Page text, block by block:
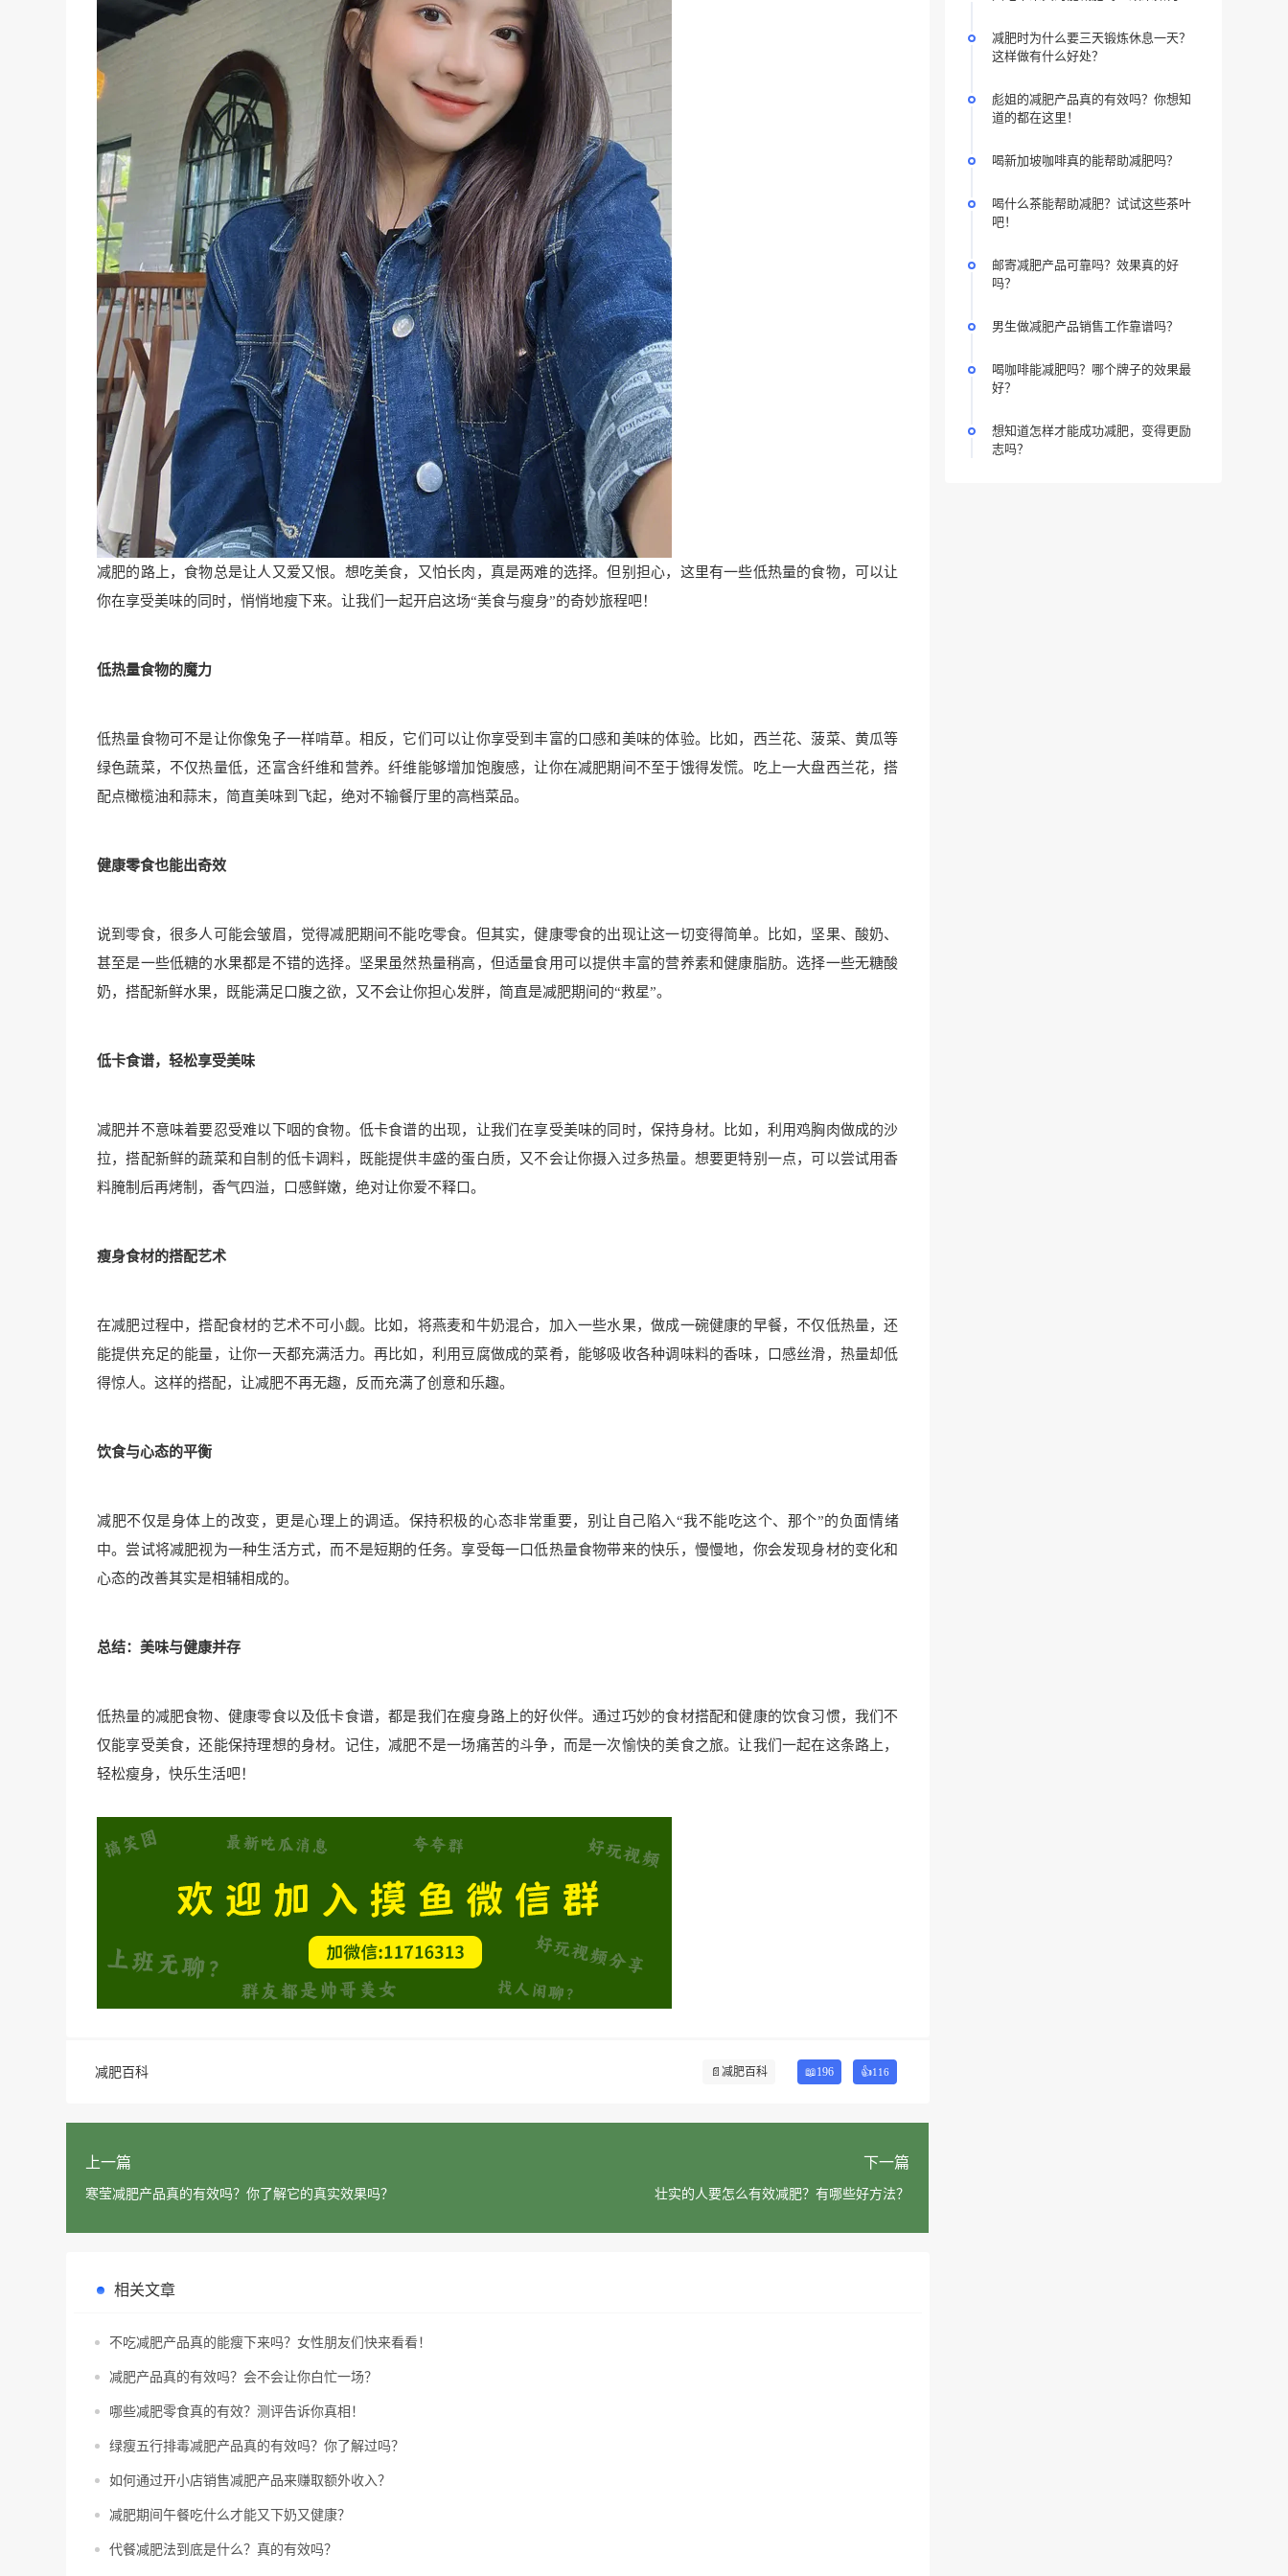
减肥的路上，食物总是让人又爱又恨。想吃美食，又怕长肉，真是两难的选择。但别担心，这里有一些低热量的食物，可以让
你在享受美味的同时，悄悄地瘦下来。让我们一起开启这场“美食与瘦身”的奇妙旅程吧！
低热量食物的魔力
低热量食物可不是让你像兔子一样啃草。相反，它们可以让你享受到丰富的口感和美味的体验。比如，西兰花、菠菜、黄瓜等
绿色蔬菜，不仅热量低，还富含纤维和营养。纤维能够增加饱腹感，让你在减肥期间不至于饿得发慌。吃上一大盘西兰花，搭
配点橄榄油和蒜末，简直美味到飞起，绝对不输餐厅里的高档菜品。
健康零食也能出奇效
说到零食，很多人可能会皱眉，觉得减肥期间不能吃零食。但其实，健康零食的出现让这一切变得简单。比如，坚果、酸奶、
甚至是一些低糖的水果都是不错的选择。坚果虽然热量稍高，但适量食用可以提供丰富的营养素和健康脂肪。选择一些无糖酸
奶，搭配新鲜水果，既能满足口腹之欲，又不会让你担心发胖，简直是减肥期间的“救星”。
低卡食谱，轻松享受美味
减肥并不意味着要忍受难以下咽的食物。低卡食谱的出现，让我们在享受美味的同时，保持身材。比如，利用鸡胸肉做成的沙
拉，搭配新鲜的蔬菜和自制的低卡调料，既能提供丰盛的蛋白质，又不会让你摄入过多热量。想要更特别一点，可以尝试用香
料腌制后再烤制，香气四溢，口感鲜嫩，绝对让你爱不释口。
瘦身食材的搭配艺术
在减肥过程中，搭配食材的艺术不可小觑。比如，将燕麦和牛奶混合，加入一些水果，做成一碗健康的早餐，不仅低热量，还
能提供充足的能量，让你一天都充满活力。再比如，利用豆腐做成的菜肴，能够吸收各种调味料的香味，口感丝滑，热量却低
得惊人。这样的搭配，让减肥不再无趣，反而充满了创意和乐趣。
饮食与心态的平衡
减肥不仅是身体上的改变，更是心理上的调适。保持积极的心态非常重要，别让自己陷入“我不能吃这个、那个”的负面情绪
中。尝试将减肥视为一种生活方式，而不是短期的任务。享受每一口低热量食物带来的快乐，慢慢地，你会发现身材的变化和
心态的改善其实是相辅相成的。
总结：美味与健康并存
低热量的减肥食物、健康零食以及低卡食谱，都是我们在瘦身路上的好伙伴。通过巧妙的食材搭配和健康的饮食习惯，我们不
仅能享受美食，还能保持理想的身材。记住，减肥不是一场痛苦的斗争，而是一次愉快的美食之旅。让我们一起在这条路上，
轻松瘦身，快乐生活吧！
减肥百科 📄 减肥百科 📖196 👍116
上一篇
寒莹减肥产品真的有效吗？你了解它的真实效果吗？
下一篇
壮实的人要怎么有效减肥？有哪些好方法？
相关文章
不吃减肥产品真的能瘦下来吗？女性朋友们快来看看！
减肥产品真的有效吗？会不会让你白忙一场？
哪些减肥零食真的有效？测评告诉你真相！
绿瘦五行排毒减肥产品真的有效吗？你了解过吗？
如何通过开小店销售减肥产品来赚取额外收入？
减肥期间午餐吃什么才能又下奶又健康？
代餐减肥法到底是什么？真的有效吗？
减肥时为什么要三天锻炼休息一天？
这样做有什么好处？
彪姐的减肥产品真的有效吗？你想知
道的都在这里！
喝新加坡咖啡真的能帮助减肥吗？
喝什么茶能帮助减肥？试试这些茶叶
吧！
邮寄减肥产品可靠吗？效果真的好
吗？
男生做减肥产品销售工作靠谱吗？
喝咖啡能减肥吗？哪个牌子的效果最
好？
想知道怎样才能成功减肥，变得更励
志吗？